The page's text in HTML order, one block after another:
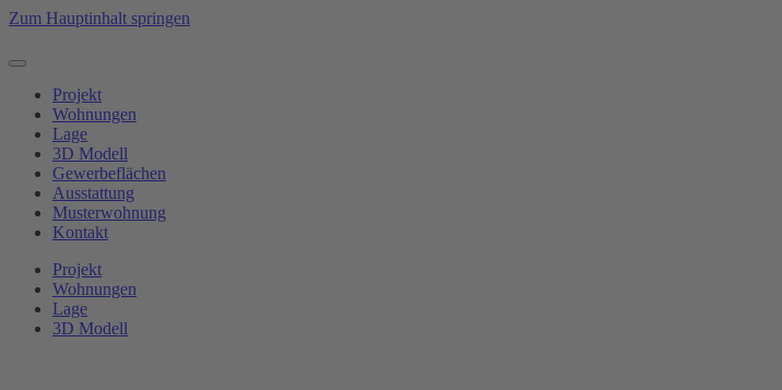
Zum Hauptinhalt springen
Projekt
Wohnungen
Lage
3D Modell
Gewerbeflächen
Ausstattung
Musterwohnung
Kontakt
Projekt
Wohnungen
Lage
3D Modell